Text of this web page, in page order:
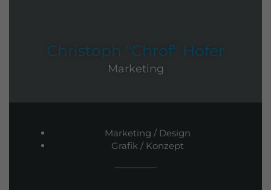
Christoph "Chrof" Hofer
Marketing
Marketing / Design
Grafik / Konzept